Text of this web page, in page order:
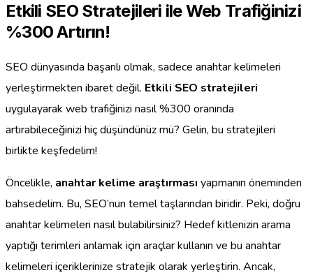
Etkili SEO Stratejileri ile Web Trafiğinizi
%300 Artırın!
SEO dünyasında başarılı olmak, sadece anahtar kelimeleri
yerleştirmekten ibaret değil. Etkili SEO stratejileri
uygulayarak web trafiğinizi nasıl %300 oranında
artırabileceğinizi hiç düşündünüz mü? Gelin, bu stratejileri
birlikte keşfedelim!
Öncelikle, anahtar kelime araştırması yapmanın öneminden
bahsedelim. Bu, SEO’nun temel taşlarından biridir. Peki, doğru
anahtar kelimeleri nasıl bulabilirsiniz? Hedef kitlenizin arama
yaptığı terimleri anlamak için araçlar kullanın ve bu anahtar
kelimeleri içeriklerinize stratejik olarak yerleştirin. Ancak,